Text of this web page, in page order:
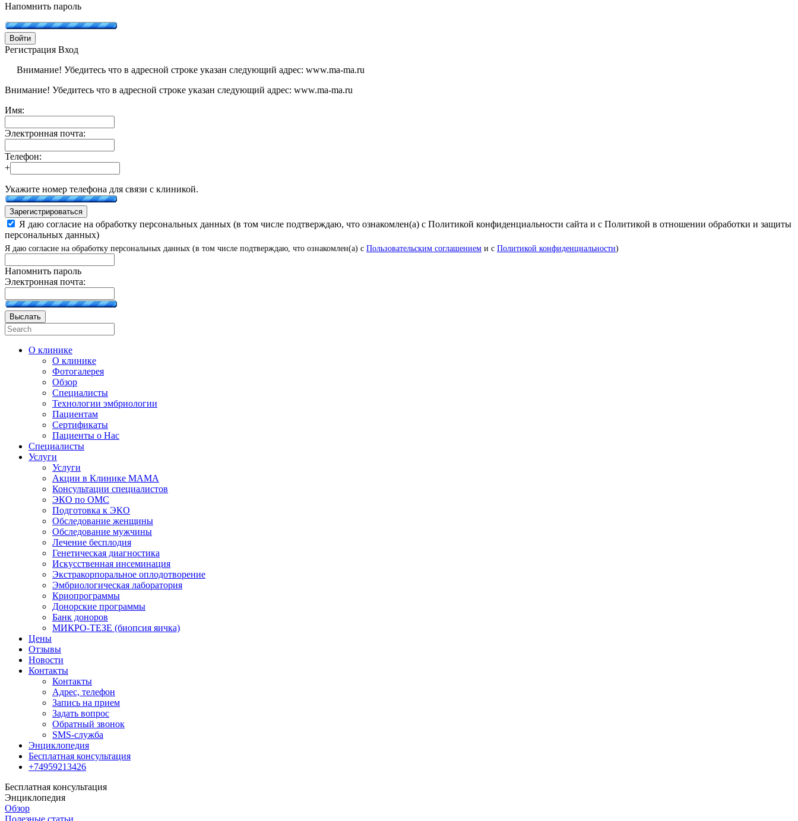
Напомнить пароль
Войти
Регистрация Вход
Внимание! Убедитесь что в адресной строке указан следующий адрес: www.ma-ma.ru
Внимание! Убедитесь что в адресной строке указан следующий адрес: www.ma-ma.ru
Имя:
Электронная почта:
Телефон:
+
Укажите номер телефона для связи с клиникой.
Зарегистрироваться
Я даю согласие на обработку персональных данных (в том числе подтверждаю, что ознакомлен(а) с Политикой конфиденциальности сайта и с Политикой в отношении обработки и защиты
персональных данных)
Я даю согласие на обработку персональных данных (в том числе подтверждаю, что ознакомлен(а) с Пользовательским соглашением и с Политикой конфиденциальности)
Напомнить пароль
Электронная почта:
Выслать
О клинике
О клинике
Фотогалерея
Обзор
Специалисты
Технологии эмбриологии
Пациентам
Сертификаты
Пациенты о Нас
Специалисты
Услуги
Услуги
Акции в Клинике МАМА
Консультации специалистов
ЭКО по ОМС
Подготовка к ЭКО
Обследование женщины
Обследование мужчины
Лечение бесплодия
Генетическая диагностика
Искусственная инсеминация
Экстракорпоральное оплодотворение
Эмбриологическая лаборатория
Криопрограммы
Донорские программы
Банк доноров
МИКРО-ТЕЗЕ (биопсия яичка)
Цены
Отзывы
Новости
Контакты
Контакты
Адрес, телефон
Запись на прием
Задать вопрос
Обратный звонок
SMS-служба
Энциклопедия
Бесплатная консультация
+74959213426
Бесплатная консультация
Энциклопедия
Обзор
Полезные статьи